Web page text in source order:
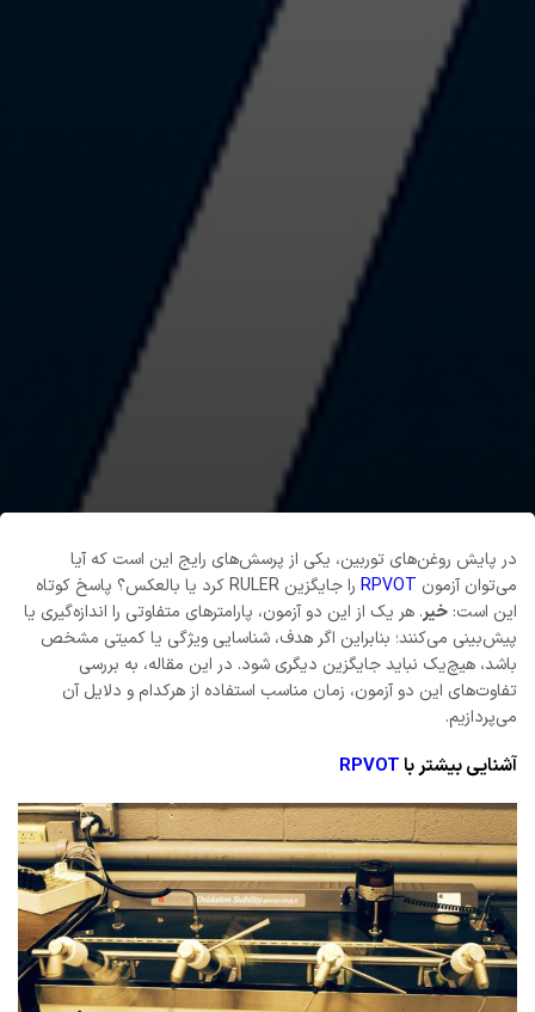
در پایش روغن‌های توربین، یکی از پرسش‌های رایج این است که آیا
می‌توان آزمون RPVOT
را جایگزین RULER کرد یا بالعکس؟ پاسخ کوتاه
این است: خیر. هر یک از این دو آزمون، پارامترهای متفاوتی را اندازه‌گیری یا
پیش‌بینی می‌کنند؛ بنابراین اگر هدف، شناسایی ویژگی یا کمیتی مشخص
باشد، هیچ‌یک نباید جایگزین دیگری شود. در این مقاله، به بررسی
تفاوت‌های این دو آزمون، زمان مناسب استفاده از هرکدام و دلایل آن
می‌پردازیم.
آشنایی بیشتر باRPVOT